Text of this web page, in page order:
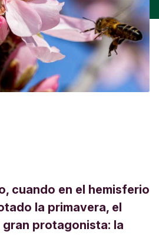
cuando en el hemisferio
la primavera, el
gran protagonista: la